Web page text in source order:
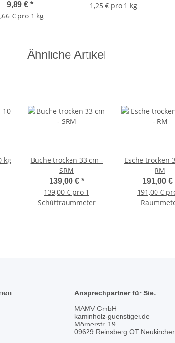
9,89 € *
€ pro 1 kg
1,25 € pro 1 kg
Ähnliche Artikel
kg
Buche trocken 33 cm -
SRM
139,00 € *
139,00 € pro 1
Schüttraummeter
Esche trocken
RM
191,00 €
191,00 €
Ansprechpartner für Sie:
MAMV GmbH
kaminholz-guenstiger.de
Mörnerstr. 19
09629 Reinsberg OT Neukirchen